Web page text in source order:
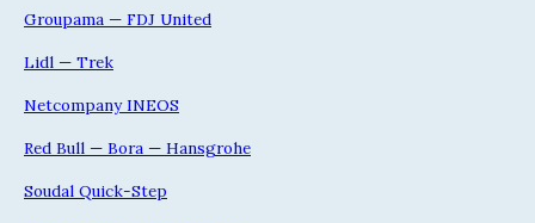
Groupama — FDJ United
Lidl — Trek
Netcompany INEOS
Red Bull — Bora — Hansgrohe
Soudal Quick-Step